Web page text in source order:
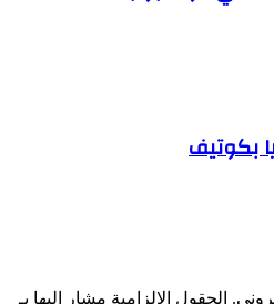
بكوتيف
الحقول الإلزامية مشار إليها بـ